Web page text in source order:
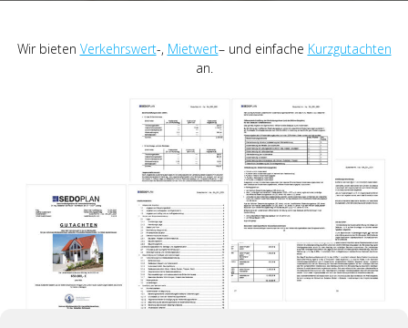
Wir bieten Verkehrswert-, Mietwert– und einfache Kurzgutachten
an.